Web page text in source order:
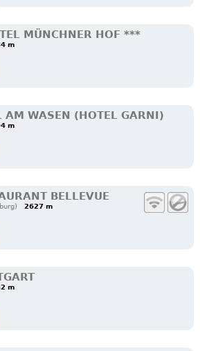
MÜNCHNER HOF ***
m
AM WASEN (HOTEL GARNI)
m
BELLEVUE
2627 m
m